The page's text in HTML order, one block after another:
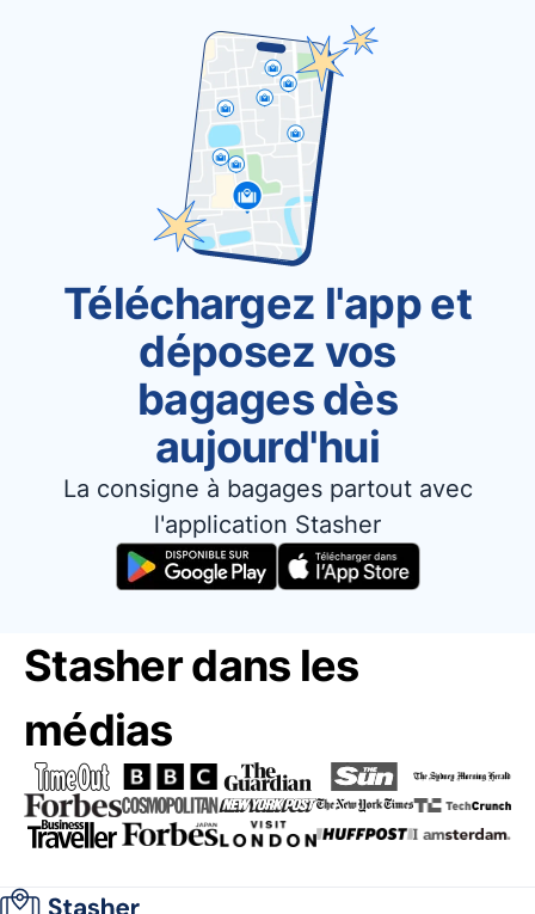
Téléchargez l'app et
déposez vos
bagages dès
aujourd'hui
La consigne à bagages partout avec
l'application Stasher
Stasher dans les
médias